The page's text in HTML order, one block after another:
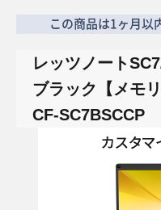
この商品は1ヶ月以
レッツノート
ブラック【メモ
CF-SC7BSCCP